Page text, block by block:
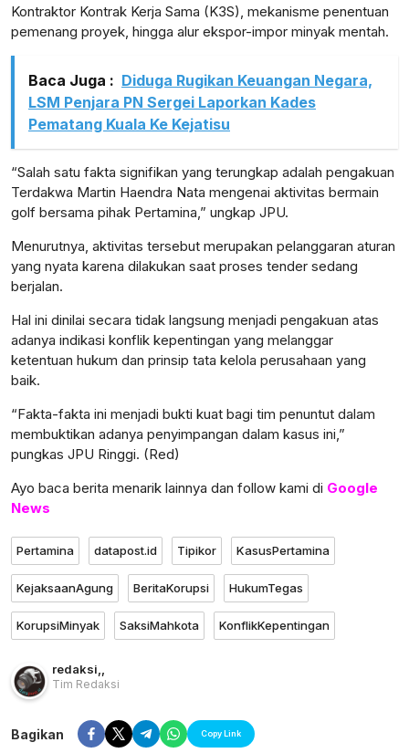
Kontraktor Kontrak Kerja Sama (K3S), mekanisme penentuan
pemenang proyek, hingga alur ekspor-impor minyak mentah.
Baca Juga : Diduga Rugikan Keuangan Negara,
LSM Penjara PN Sergei Laporkan Kades
Pematang Kuala Ke Kejatisu
“Salah satu fakta signifikan yang terungkap adalah pengakuan
Terdakwa Martin Haendra Nata mengenai aktivitas bermain
golf bersama pihak Pertamina,” ungkap JPU.
Menurutnya, aktivitas tersebut merupakan pelanggaran aturan
yang nyata karena dilakukan saat proses tender sedang
berjalan.
Hal ini dinilai secara tidak langsung menjadi pengakuan atas
adanya indikasi konflik kepentingan yang melanggar
ketentuan hukum dan prinsip tata kelola perusahaan yang
baik.
“Fakta-fakta ini menjadi bukti kuat bagi tim penuntut dalam
membuktikan adanya penyimpangan dalam kasus ini,”
pungkas JPU Ringgi. (Red)
Ayo baca berita menarik lainnya dan follow kami di Google
News
Pertamina datapost.id Tipikor KasusPertamina
KejaksaanAgung BeritaKorupsi HukumTegas
KorupsiMinyak SaksiMahkota KonflikKepentingan
redaksi,,
Tim Redaksi
Bagikan Copy Link